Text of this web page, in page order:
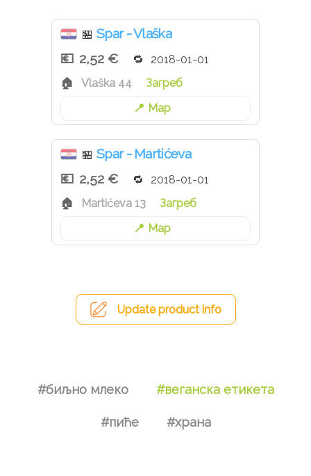
🏪 Spar - Vlaška
2,52 €
2018-01-01
Vlaška 44
Загреб
Map
🏪 Spar - Martićeva
2,52 €
2018-01-01
Martićeva 13
Загреб
Map
Update product info
#биљно млеко #веганска етикета
#пиће #храна